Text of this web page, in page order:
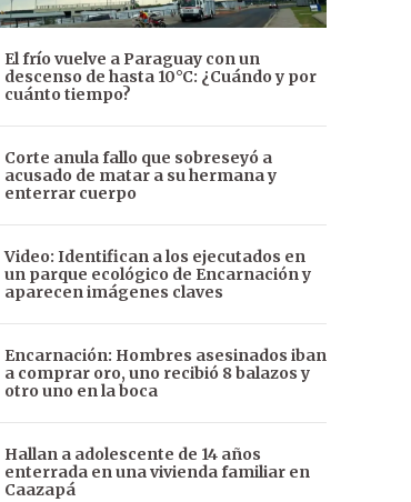
El frío vuelve a Paraguay con un
descenso de hasta 10°C: ¿Cuándo y por
cuánto tiempo?
Corte anula fallo que sobreseyó a
acusado de matar a su hermana y
enterrar cuerpo
Video: Identifican a los ejecutados en
un parque ecológico de Encarnación y
aparecen imágenes claves
Encarnación: Hombres asesinados iban
a comprar oro, uno recibió 8 balazos y
otro uno en la boca
Hallan a adolescente de 14 años
enterrada en una vivienda familiar en
Caazapá